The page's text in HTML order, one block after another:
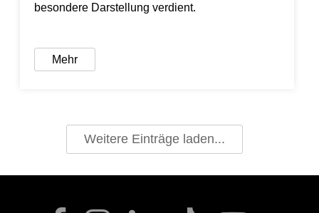
besondere Darstellung verdient.
Mehr
Weitere Einträge laden...